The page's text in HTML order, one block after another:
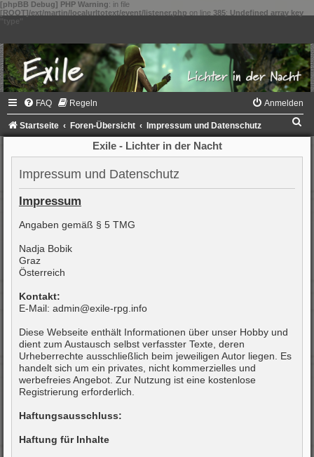
[phpBB Debug] PHP Warning: in file
[ROOT]/ext/martin/localurltotext/event/listener.php on line 385: Undefined array key
FAQ Regeln Anmelden
Startseite Foren-Übersicht Impressum und Datenschutz
Exile - Lichter in der Nacht
Impressum und Datenschutz
Impressum
Angaben gemäß § 5 TMG
Nadja Bobik
Graz
Österreich
Kontakt:
E-Mail: admin@exile-rpg.info
Diese Webseite enthält Informationen über unser Hobby und
dient zum Austausch selbst verfasster Texte, deren
Urheberrechte ausschließlich beim jeweiligen Autor liegen. Es
handelt sich um ein privates, nicht kommerzielles und
werbefreies Angebot. Zur Nutzung ist eine kostenlose
Registrierung erforderlich.
Haftungsausschluss:
Haftung für Inhalte